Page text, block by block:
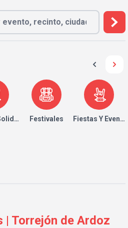
Festivales Fiestas Y Eventos
| Torrejón de Ardoz